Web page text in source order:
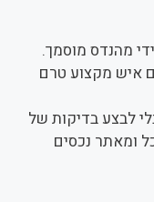
מהנדס מוסמך.
איש מקצוע טרם
לבצע בדיקות של
ומאתר נכסים